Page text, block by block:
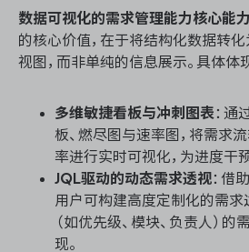
数据可视化的需求管理能力核心能力
的核心价值，在于将结构化数据转
视图，而非单纯的信息展示。具体体
多维敏捷看板与冲刺图表 ：通
板、燃尽图与速率图，将需求
率进行实时可视化，为进度干
JQL驱动的动态需求透视：借
用户可构建高度定制化的需求
（如优先级、模块、负责人）
现。